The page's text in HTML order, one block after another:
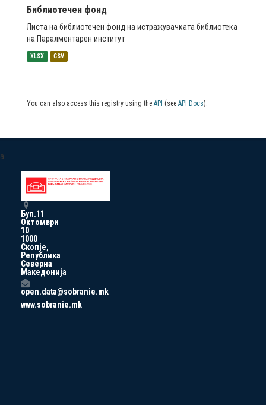
Библиотечен фонд
Листа на библиотечен фонд на истражувачката библиотека
на Паралментарен институт
XLSX CSV
You can also access this registry using the API (see API Docs).
a
Бул.11
Октомври
10
1000
Скопје,
Република
Северна
Македонија
open.data@sobranie.mk
www.sobranie.mk